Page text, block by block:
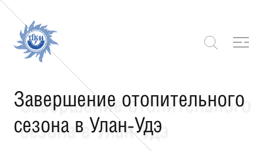
Завершение отопительного
сезона в Улан-Удэ